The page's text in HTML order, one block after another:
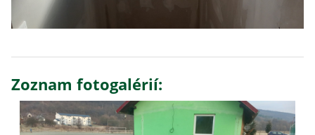
Zoznam fotogalérií: